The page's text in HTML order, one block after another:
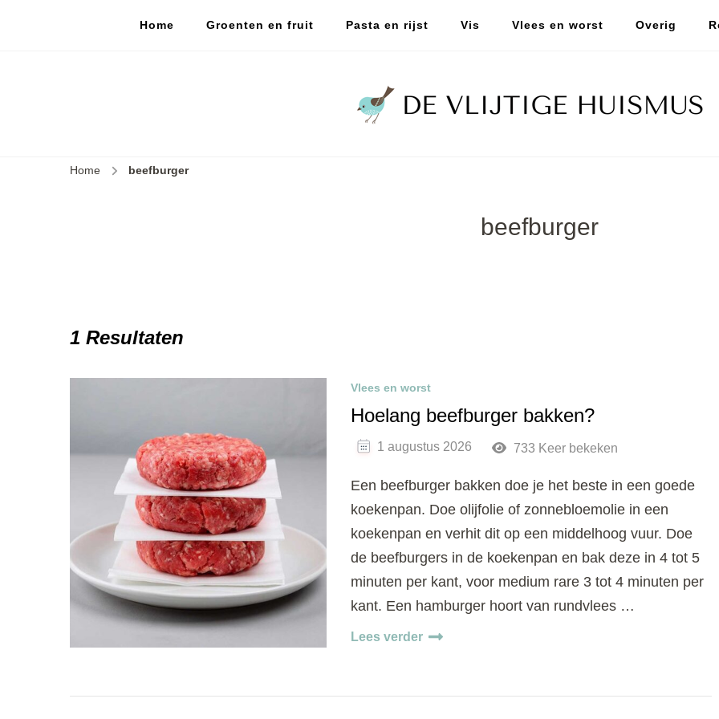
Home Groenten en fruit Pasta en rijst Vis Vlees en worst Overig
Home beefburger
beefburger
1 Resultaten
Vlees en worst
Hoelang beefburger bakken?
1 augustus 2026 733 Keer bekeken
Een beefburger bakken doe je het beste in een goede
koekenpan. Doe olijfolie of zonnebloemolie in een
koekenpan en verhit dit op een middelhoog vuur. Doe
de beefburgers in de koekenpan en bak deze in 4 tot 5
minuten per kant, voor medium rare 3 tot 4 minuten per
kant. Een hamburger hoort van rundvlees …
Lees verder